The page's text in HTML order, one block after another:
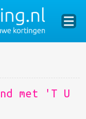
met 'T U